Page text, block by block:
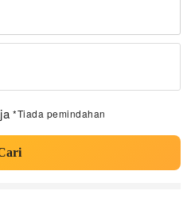
*Tiada pemindahan